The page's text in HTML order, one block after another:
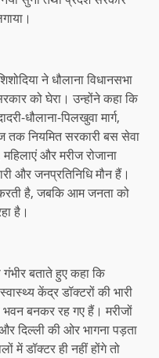
ने धौलाना विधानसभा
को घेरा। उन्होंने कहा कि
धौलाना-पिलखुवा मार्ग,
तक नियमित सरकारी बस सेवा
और मरीज रोजाना
और जनप्रतिनिधि मौन हैं।
है, जबकि आम जनता को
है।
बताते हुए कहा कि
केंद्र डॉक्टरों की भारी
बनकर रह गए हैं। मरीजों
दिल्ली की ओर भागना पड़ता
में डॉक्टर ही नहीं होंगे तो